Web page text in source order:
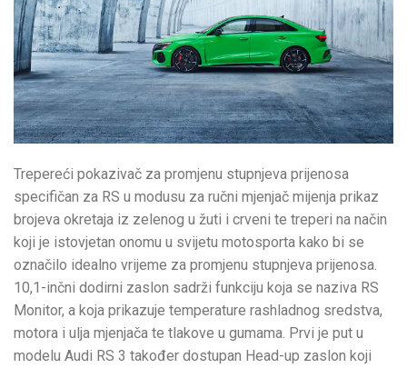
Trepereći pokazivač za promjenu stupnjeva prijenosa
specifičan za RS u modusu za ručni mjenjač mijenja prikaz
brojeva okretaja iz zelenog u žuti i crveni te treperi na način
koji je istovjetan onomu u svijetu motosporta kako bi se
označilo idealno vrijeme za promjenu stupnjeva prijenosa.
10,1-inčni dodirni zaslon sadrži funkciju koja se naziva RS
Monitor, a koja prikazuje temperature rashladnog sredstva,
motora i ulja mjenjača te tlakove u gumama. Prvi je put u
modelu Audi RS 3 također dostupan Head-up zaslon koji